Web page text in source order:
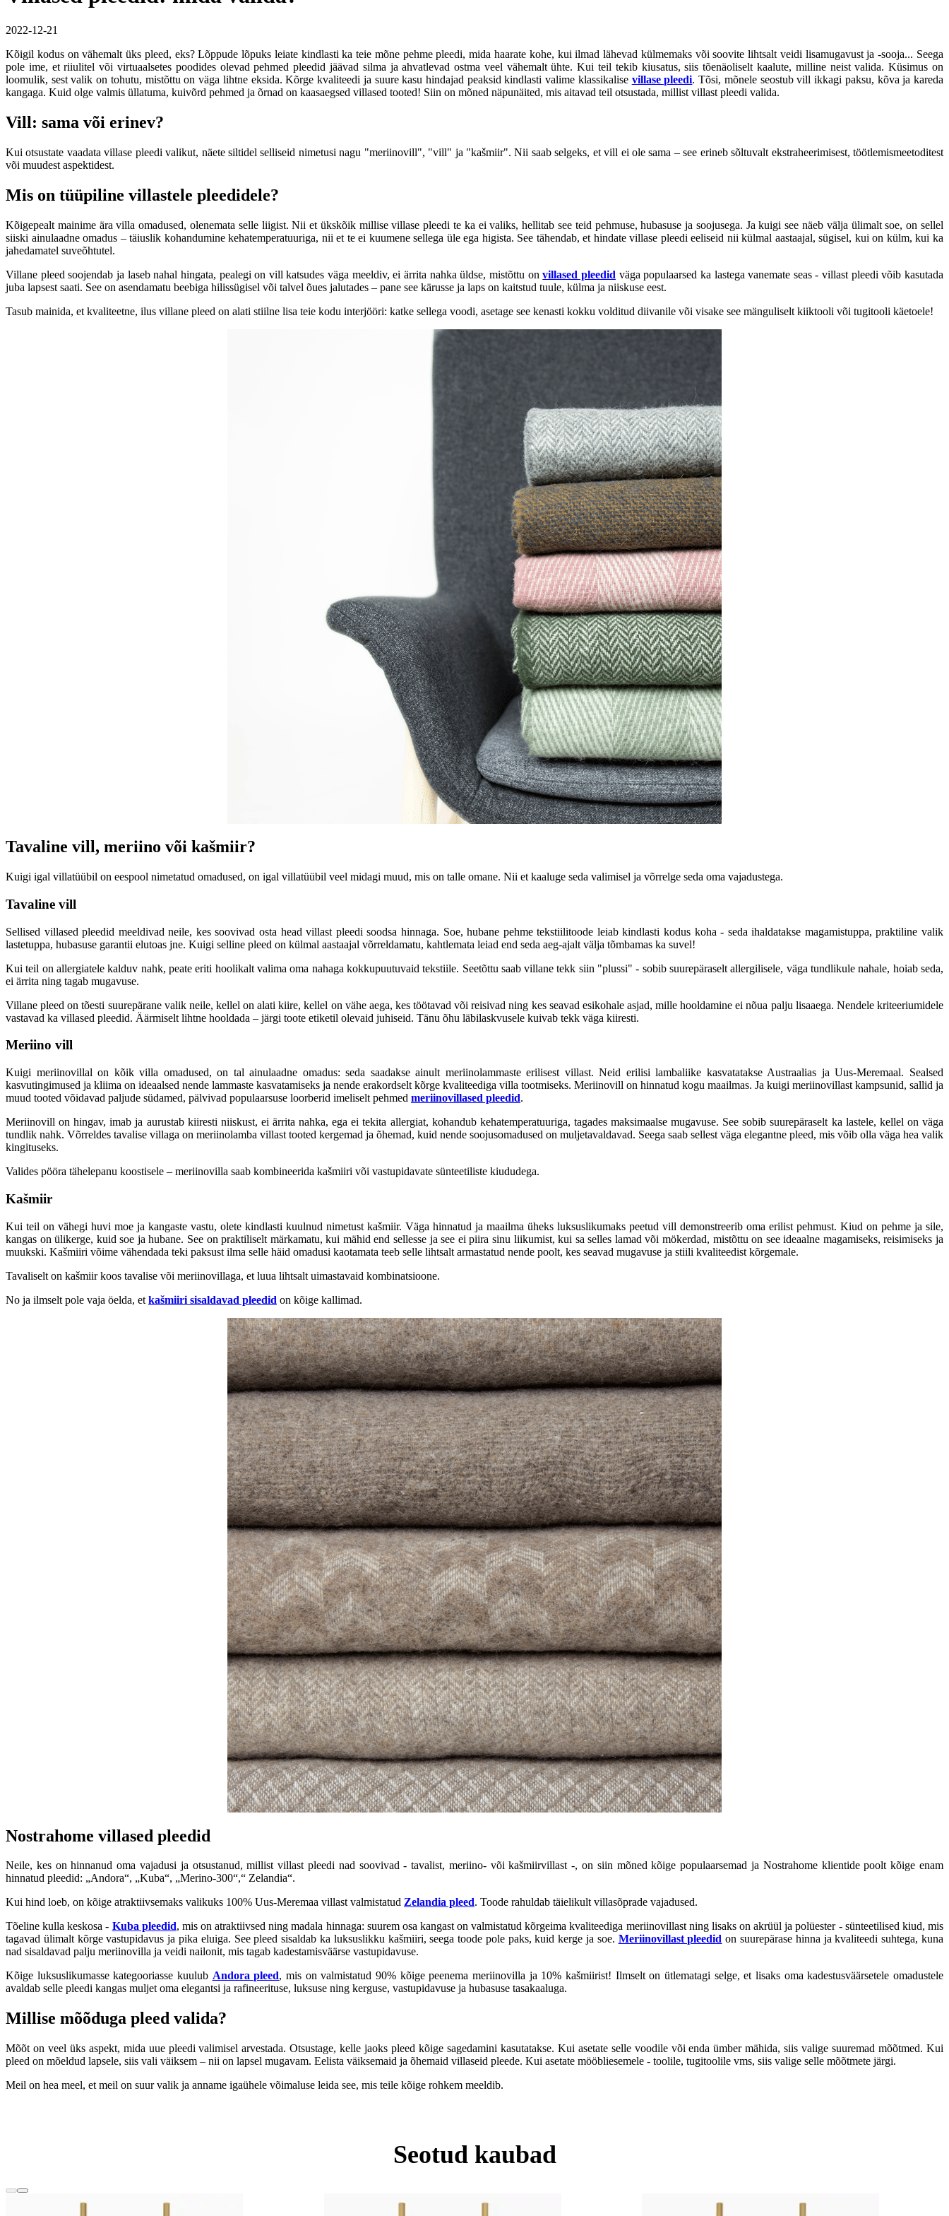
2022-12-21
Kõigil kodus on vähemalt üks pleed, eks? Lõppude lõpuks leiate kindlasti ka teie mõne pehme pleedi, mida haarate kohe, kui ilmad lähevad külmemaks või soovite lihtsalt veidi lisamugavust ja -sooja... Seega
pole ime, et riiulitel või virtuaalsetes poodides olevad pehmed pleedid jäävad silma ja ahvatlevad ostma veel vähemalt ühte. Kui teil tekib kiusatus, siis tõenäoliselt kaalute, milline neist valida. Küsimus on
loomulik, sest valik on tohutu, mistõttu on väga lihtne eksida. Kõrge kvaliteedi ja suure kasu hindajad peaksid kindlasti valime klassikalise villase pleedi. Tõsi, mõnele seostub vill ikkagi paksu, kõva ja kareda
kangaga. Kuid olge valmis üllatuma, kuivõrd pehmed ja õrnad on kaasaegsed villased tooted! Siin on mõned näpunäited, mis aitavad teil otsustada, millist villast pleedi valida.
Vill: sama või erinev?
Kui otsustate vaadata villase pleedi valikut, näete siltidel selliseid nimetusi nagu "meriinovill", "vill" ja "kašmiir". Nii saab selgeks, et vill ei ole sama – see erineb sõltuvalt ekstraheerimisest, töötlemismeetoditest
või muudest aspektidest.
Mis on tüüpiline villastele pleedidele?
Kõigepealt mainime ära villa omadused, olenemata selle liigist. Nii et ükskõik millise villase pleedi te ka ei valiks, hellitab see teid pehmuse, hubasuse ja soojusega. Ja kuigi see näeb välja ülimalt soe, on sellel
siiski ainulaadne omadus – täiuslik kohandumine kehatemperatuuriga, nii et te ei kuumene sellega üle ega higista. See tähendab, et hindate villase pleedi eeliseid nii külmal aastaajal, sügisel, kui on külm, kui ka
jahedamatel suveõhtutel.
Villane pleed soojendab ja laseb nahal hingata, pealegi on vill katsudes väga meeldiv, ei ärrita nahka üldse, mistõttu onvillased pleedid väga populaarsed ka lastega vanemate seas - villast pleedi võib kasutada
juba lapsest saati. See on asendamatu beebiga hilissügisel või talvel õues jalutades – pane see kärusse ja laps on kaitstud tuule, külma ja niiskuse eest.
Tasub mainida, et kvaliteetne, ilus villane pleed on alati stiilne lisa teie kodu interjööri: katke sellega voodi, asetage see kenasti kokku volditud diivanile või visake see mänguliselt kiiktooli või tugitooli käetoele!
Tavaline vill, meriino või kašmiir?
Kuigi igal villatüübil on eespool nimetatud omadused, on igal villatüübil veel midagi muud, mis on talle omane. Nii et kaaluge seda valimisel ja võrrelge seda oma vajadustega.
Tavaline vill
Sellised villased pleedid meeldivad neile, kes soovivad osta head villast pleedi soodsa hinnaga. Soe, hubane pehme tekstiilitoode leiab kindlasti kodus koha - seda ihaldatakse magamistuppa, praktiline valik
lastetuppa, hubasuse garantii elutoas jne. Kuigi selline pleed on külmal aastaajal võrreldamatu, kahtlemata leiad end seda aeg-ajalt välja tõmbamas ka suvel!
Kui teil on allergiatele kalduv nahk, peate eriti hoolikalt valima oma nahaga kokkupuutuvaid tekstiile. Seetõttu saab villane tekk siin "plussi" - sobib suurepäraselt allergilisele, väga tundlikule nahale, hoiab seda,
ei ärrita ning tagab mugavuse.
Villane pleed on tõesti suurepärane valik neile, kellel on alati kiire, kellel on vähe aega, kes töötavad või reisivad ning kes seavad esikohale asjad, mille hooldamine ei nõua palju lisaaega. Nendele kriteeriumidele
vastavad ka villased pleedid. Äärmiselt lihtne hooldada – järgi toote etiketil olevaid juhiseid. Tänu õhu läbilaskvusele kuivab tekk väga kiiresti.
Meriino vill
Kuigi meriinovillal on kõik villa omadused, on tal ainulaadne omadus: seda saadakse ainult meriinolammaste erilisest villast. Neid erilisi lambaliike kasvatatakse Austraalias ja Uus-Meremaal. Sealsed
kasvutingimused ja kliima on ideaalsed nende lammaste kasvatamiseks ja nende erakordselt kõrge kvaliteediga villa tootmiseks. Meriinovill on hinnatud kogu maailmas. Ja kuigi meriinovillast kampsunid, sallid ja
muud tooted võidavad paljude südamed, pälvivad populaarsuse loorberid imeliselt pehmed meriinovillased pleedid.
Meriinovill on hingav, imab ja aurustab kiiresti niiskust, ei ärrita nahka, ega ei tekita allergiat, kohandub kehatemperatuuriga, tagades maksimaalse mugavuse. See sobib suurepäraselt ka lastele, kellel on väga
tundlik nahk. Võrreldes tavalise villaga on meriinolamba villast tooted kergemad ja õhemad, kuid nende soojusomadused on muljetavaldavad. Seega saab sellest väga elegantne pleed, mis võib olla väga hea valik
kingituseks.
Valides pööra tähelepanu koostisele – meriinovilla saab kombineerida kašmiiri või vastupidavate sünteetiliste kiududega.
Kašmiir
Kui teil on vähegi huvi moe ja kangaste vastu, olete kindlasti kuulnud nimetust kašmiir. Väga hinnatud ja maailma üheks luksuslikumaks peetud vill demonstreerib oma erilist pehmust. Kiud on pehme ja sile,
kangas on ülikerge, kuid soe ja hubane. See on praktiliselt märkamatu, kui mähid end sellesse ja see ei piira sinu liikumist, kui sa selles lamad või mökerdad, mistõttu on see ideaalne magamiseks, reisimiseks ja
muukski. Kašmiiri võime vähendada teki paksust ilma selle häid omadusi kaotamata teeb selle lihtsalt armastatud nende poolt, kes seavad mugavuse ja stiili kvaliteedist kõrgemale.
Tavaliselt on kašmiir koos tavalise või meriinovillaga, et luua lihtsalt uimastavaid kombinatsioone.
No ja ilmselt pole vaja öelda, et kašmiiri sisaldavad pleedid on kõige kallimad.
Nostrahome villased pleedid
Neile, kes on hinnanud oma vajadusi ja otsustanud, millist villast pleedi nad soovivad - tavalist, meriino- või kašmiirvillast -, on siin mõned kõige populaarsemad ja Nostrahome klientide poolt kõige enam
hinnatud pleedid: „Andora“, „Kuba“, „Merino-300“,“ Zelandia“.
Kui hind loeb, on kõige atraktiivsemaks valikuks 100% Uus-Meremaa villast valmistatud Zelandia pleed. Toode rahuldab täielikult villasõprade vajadused.
Tõeline kulla keskosa - Kuba pleedid, mis on atraktiivsed ning madala hinnaga: suurem osa kangast on valmistatud kõrgeima kvaliteediga meriinovillast ning lisaks on akrüül ja polüester - sünteetilised kiud, mis
tagavad ülimalt kõrge vastupidavus ja pika eluiga. See pleed sisaldab ka luksuslikku kašmiiri, seega toode pole paks, kuid kerge ja soe. Meriinovillast pleedid on suurepärase hinna ja kvaliteedi suhtega, kuna
nad sisaldavad palju meriinovilla ja veidi nailonit, mis tagab kadestamisväärse vastupidavuse.
Kõige luksuslikumasse kategooriasse kuulub Andora pleed, mis on valmistatud 90% kõige peenema meriinovilla ja 10% kašmiirist! Ilmselt on ütlematagi selge, et lisaks oma kadestusväärsetele omadustele
avaldab selle pleedi kangas muljet oma elegantsi ja rafineerituse, luksuse ning kerguse, vastupidavuse ja hubasuse tasakaaluga.
Millise mõõduga pleed valida?
Mõõt on veel üks aspekt, mida uue pleedi valimisel arvestada. Otsustage, kelle jaoks pleed kõige sagedamini kasutatakse. Kui asetate selle voodile või enda ümber mähida, siis valige suuremad mõõtmed. Kui
pleed on mõeldud lapsele, siis vali väiksem – nii on lapsel mugavam. Eelista väiksemaid ja õhemaid villaseid pleede. Kui asetate mööbliesemele - toolile, tugitoolile vms, siis valige selle mõõtmete järgi.
Meil on hea meel, et meil on suur valik ja anname igaühele võimaluse leida see, mis teile kõige rohkem meeldib.
Seotud kaubad